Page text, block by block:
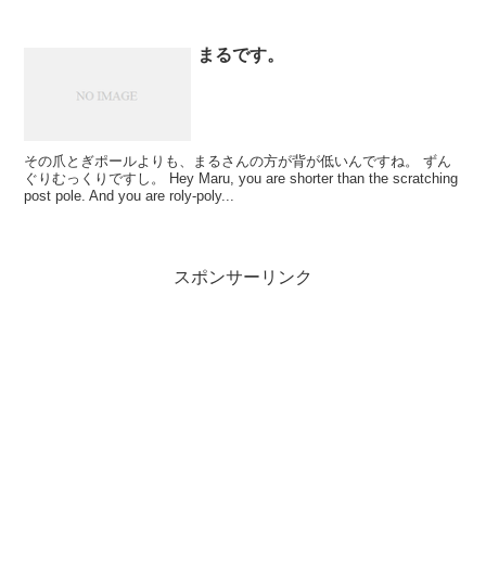
まるです。
その爪とぎポールよりも、まるさんの方が背が低いんですね。 ずん
ぐりむっくりですし。 Hey Maru, you are shorter than the scratching
post pole. And you are roly-poly...
スポンサーリンク